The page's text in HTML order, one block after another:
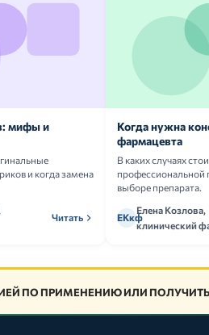
мифы и
и когда замена
Читать
Когда нужна
фармацевта
В каких случаях
выборе препарата.
ЕКкф
Елена Козлова,
клинический
ПО ПРИМЕНЕНИЮ ИЛИ